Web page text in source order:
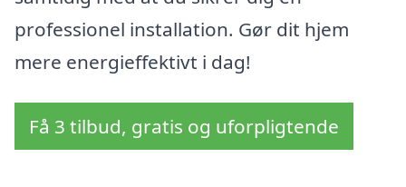
professionel installation. Gør dit hjem
mere energieffektivt i dag!
Få 3 tilbud, gratis og uforpligtende